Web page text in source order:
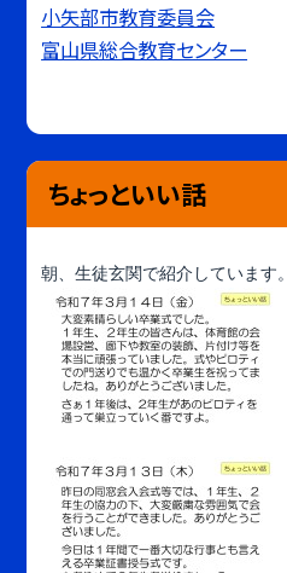
小矢部市教育委員会
富山県総合教育センター
ちょっといい話
朝、生徒玄関で紹介しています。